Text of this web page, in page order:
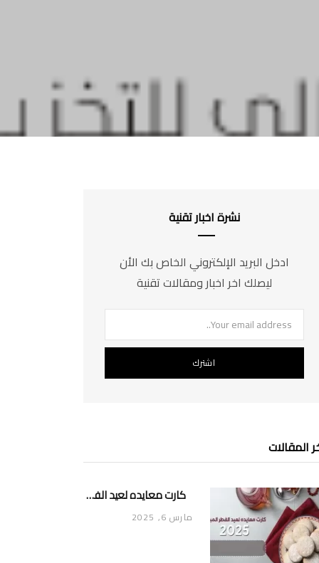
نشرة اخبار تقنية
ادخل البريد الإلكتروني الخاص بك الأن
ليصلك اخر اخبار ومقالات تقنية
المقالات
كارت معايده لعيد الفطر المبارك 2025
مارس 6, 2025